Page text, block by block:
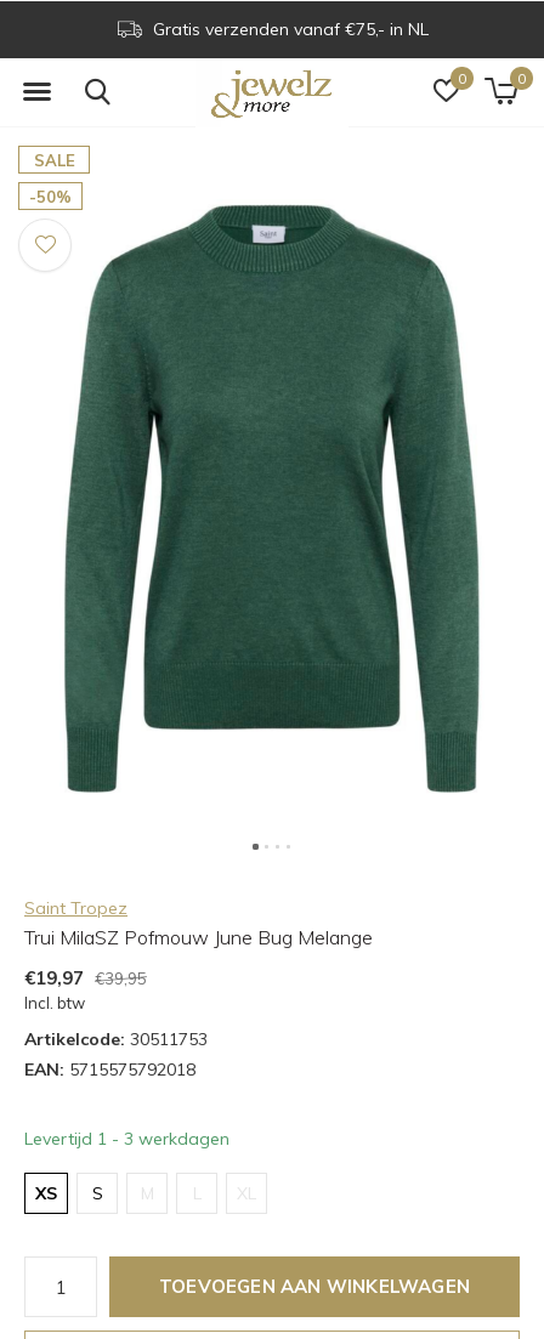
0 0
Gratis verzenden vanaf €75,- in NL
SALE
-50%
Saint Tropez
Trui MilaSZ Pofmouw June Bug Melange
€19,97
€39,95
Incl. btw
Artikelcode: 30511753
EAN: 5715575792018
Levertijd 1 - 3 werkdagen
XS S M L XL
TOEVOEGEN AAN WINKELWAGEN